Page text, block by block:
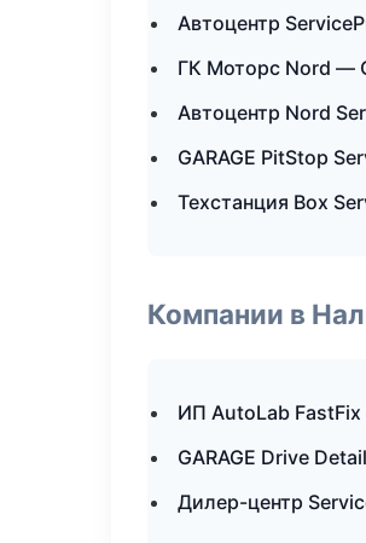
Автоцентр
ГК Моторс Nord —
Автоцентр Nord
GARAGE PitStop
Техстанция Box
Компании в
ИП AutoLab
GARAGE Drive
Дилер-центр